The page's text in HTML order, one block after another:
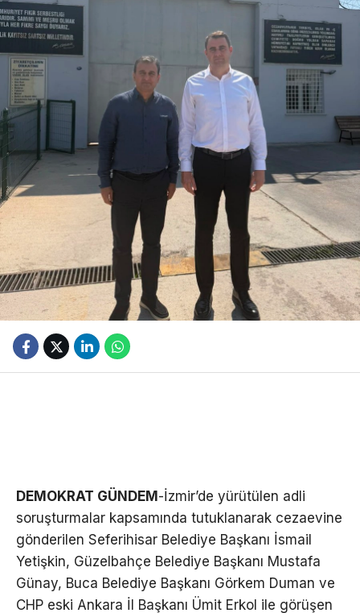
DEMOKRAT GÜNDEM -İzmir’de yürütülen adli
soruşturmalar kapsamında tutuklanarak cezaevine
gönderilen Seferihisar Belediye Başkanı İsmail
Yetişkin, Güzelbahçe Belediye Başkanı Mustafa
Günay, Buca Belediye Başkanı Görkem Duman ve
CHP eski Ankara İl Başkanı Ümit Erkol ile görüşen